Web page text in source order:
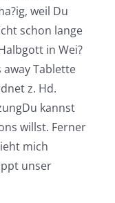
weil Du
schon lange
in Wei?
away Tablette
z. Hd.
kannst
willst. Ferner
mich
unser